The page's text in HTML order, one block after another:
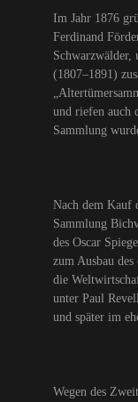
Im Jahr 1876
Ferdinand
Schwarzwälder,
(1807–1891)
und riefen auch
Sammlung
Nach dem Kauf
Sammlung
des Oscar
zum Ausbau
die
unter Paul
und später im
Wegen des